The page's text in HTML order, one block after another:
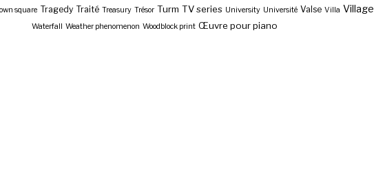
square Tragedy Traité Treasury Trésor Turm TV series University Université Valse Villa Village
Waterfall Weather phenomenon Woodblock print Œuvre pour piano